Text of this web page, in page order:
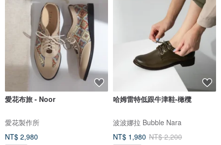
愛花布旅 - Noor
愛花製作所
NT$ 2,980
哈姆雷特低跟牛津鞋-橄欖
波波娜拉 Bubble Nara
NT$ 1,980 NT$ 2,200